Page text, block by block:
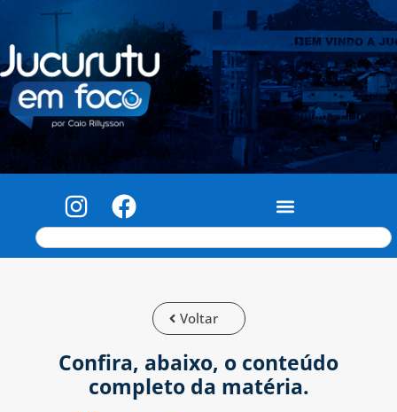
Voltar
Confira, abaixo, o conteúdo
completo da matéria.